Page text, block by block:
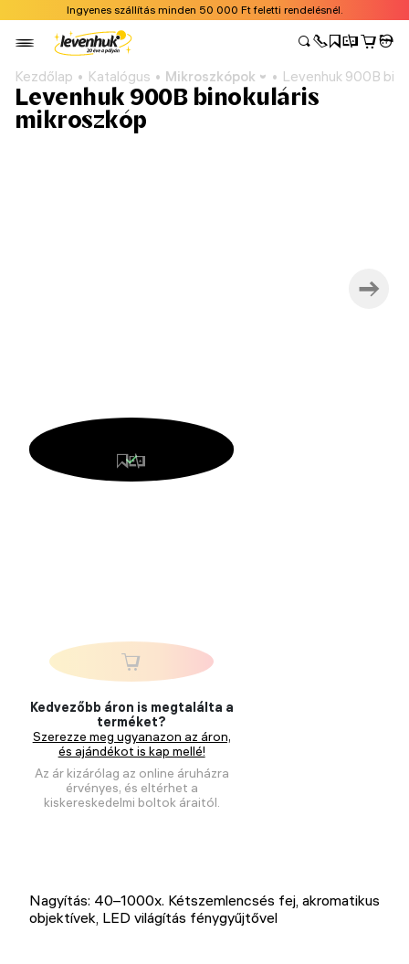
Ingyenes szállítás minden 50 000 Ft feletti rendelésnél.
Kezdőlap Katalógus Mikroszkópok Levenhuk 900B
Levenhuk 900B binokuláris
mikroszkóp
Kedvezőbb áron is megtalálta a
terméket?
Szerezze meg ugyanazon az áron,
és ajándékot is kap mellé!
Az ár kizárólag az online áruházra
érvényes, és eltérhet a
kiskereskedelmi boltok áraitól.
Nagyítás: 40–1000x. Kétszemlencsés fej, akromatikus
objektívek, LED világítás fénygyűjtővel